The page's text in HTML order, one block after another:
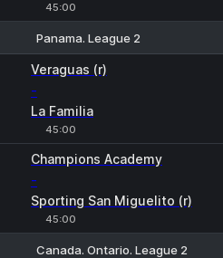
45:00
Panama. League 2
Veraguas (r)
-
La Familia
45:00
Champions Academy
-
Sporting San Miguelito (r)
45:00
Canada. Ontario. League 2